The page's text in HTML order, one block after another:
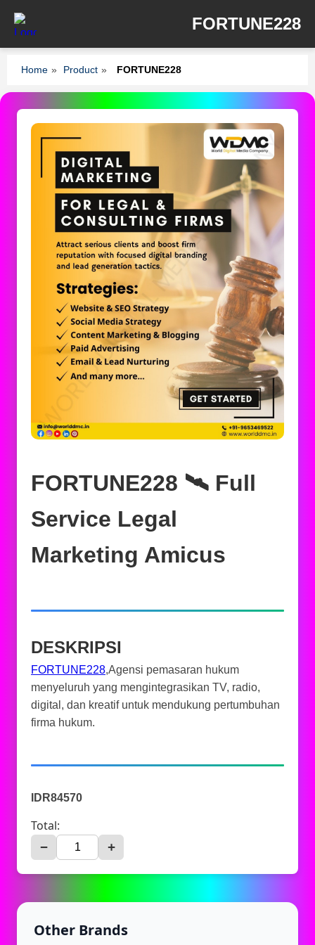
FORTUNE228
Home » Product » FORTUNE228
FORTUNE228 🛰️‍ Full
Service Legal
Marketing Amicus
DESKRIPSI
FORTUNE228,Agensi pemasaran hukum
menyeluruh yang mengintegrasikan TV, radio,
digital, dan kreatif untuk mendukung pertumbuhan
firma hukum.
IDR84570
Total:
− +
Other Brands